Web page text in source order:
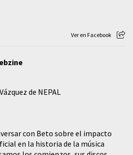
Ver en Facebook
de NEPAL
con Beto sobre el impacto
en la historia de la música